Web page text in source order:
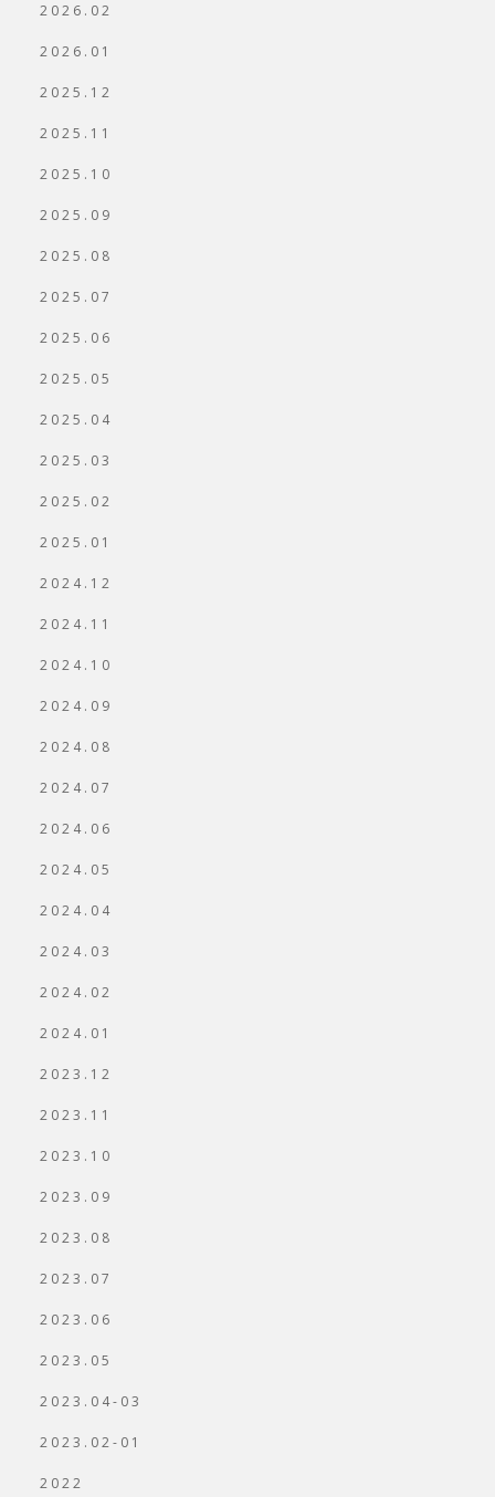
2026.02
2026.01
2025.12
2025.11
2025.10
2025.09
2025.08
2025.07
2025.06
2025.05
2025.04
2025.03
2025.02
2025.01
2024.12
2024.11
2024.10
2024.09
2024.08
2024.07
2024.06
2024.05
2024.04
2024.03
2024.02
2024.01
2023.12
2023.11
2023.10
2023.09
2023.08
2023.07
2023.06
2023.05
2023.04-03
2023.02-01
2022